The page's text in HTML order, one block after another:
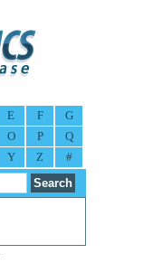
E F
G
O P
Q
Y Z #